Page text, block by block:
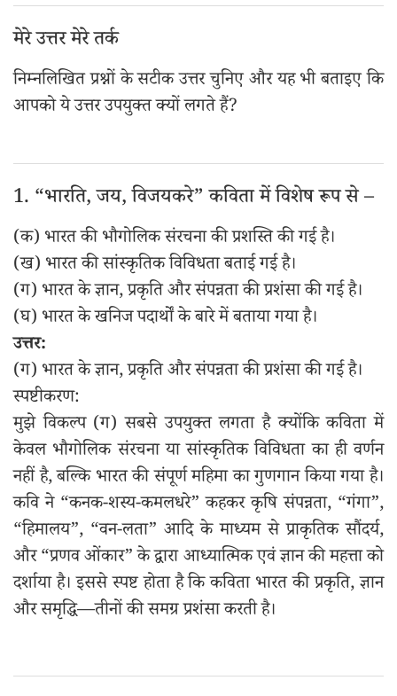
मेरे उत्तर मेरे तर्क
निम्नलिखित प्रश्नों के सटीक उत्तर चुनिए और यह भी बताइए कि
आपको ये उत्तर उपयुक्त क्यों लगते हैं?
1. “भारति, जय, विजयकरे” कविता में विशेष रूप से –
(क) भारत की भौगोलिक संरचना की प्रशस्ति की गई है।
(ख) भारत की सांस्कृतिक विविधता बताई गई है।
(ग) भारत के ज्ञान, प्रकृति और संपन्नता की प्रशंसा की गई है।
(घ) भारत के खनिज पदार्थों के बारे में बताया गया है।
उत्तर:
(ग) भारत के ज्ञान, प्रकृति और संपन्नता की प्रशंसा की गई है।
स्पष्टीकरण:
मुझे विकल्प (ग) सबसे उपयुक्त लगता है क्योंकि कविता में
केवल भौगोलिक संरचना या सांस्कृतिक विविधता का ही वर्णन
नहीं है, बल्कि भारत की संपूर्ण महिमा का गुणगान किया गया है।
कवि ने “कनक-शस्य-कमलधरे” कहकर कृषि संपन्नता, “गंगा”,
“हिमालय”, “वन-लता” आदि के माध्यम से प्राकृतिक सौंदर्य,
और “प्रणव ओंकार” के द्वारा आध्यात्मिक एवं ज्ञान की महत्ता को
दर्शाया है। इससे स्पष्ट होता है कि कविता भारत की प्रकृति, ज्ञान
और समृद्धि—तीनों की समग्र प्रशंसा करती है।